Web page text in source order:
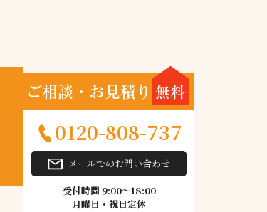
ご相談・お見積り 無料
0120-808-737
メールでのお問い合わせ
受付時間 9:00～18:00
月曜日・祝日定休